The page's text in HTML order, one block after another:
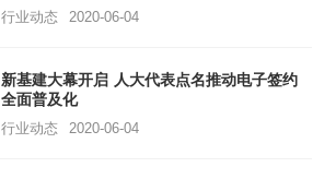
行业动态 2020-06-04
新基建大幕开启 人大代表点名推动电子签约
全面普及化
行业动态 2020-06-04